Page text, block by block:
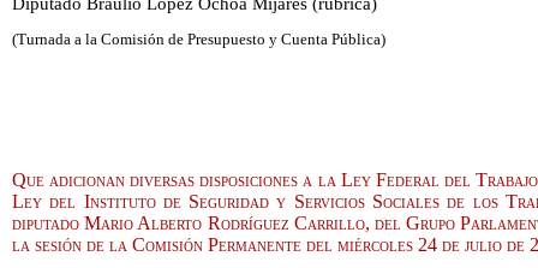
(Turnada a la Comisión de Presupuesto y Cuenta Pública)
Que adicionan diversas disposiciones a la Ley Federal del
Ley del Instituto de Seguridad y Servicios Sociales de los
diputado Mario Alberto Rodríguez Carrillo, del Grupo
la sesión de la Comisión Permanente del miércoles 24 de julio de